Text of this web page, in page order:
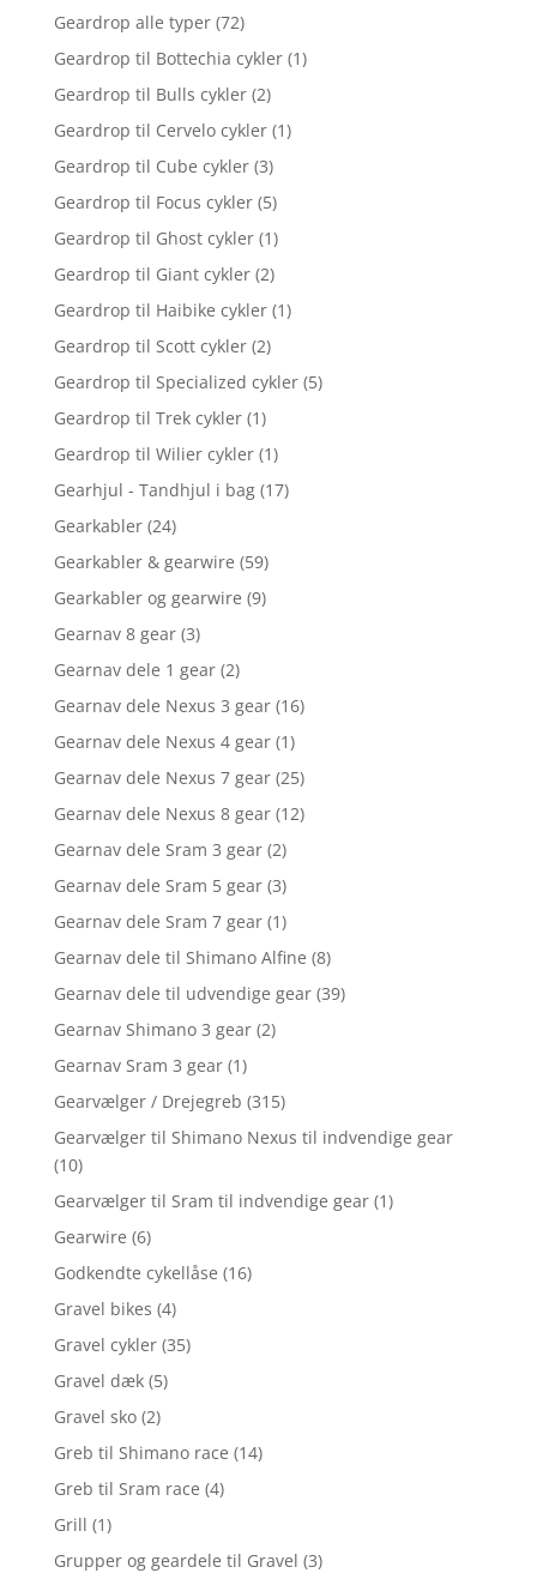
Geardrop alle typer (72)
Geardrop til Bottechia cykler (1)
Geardrop til Bulls cykler (2)
Geardrop til Cervelo cykler (1)
Geardrop til Cube cykler (3)
Geardrop til Focus cykler (5)
Geardrop til Ghost cykler (1)
Geardrop til Giant cykler (2)
Geardrop til Haibike cykler (1)
Geardrop til Scott cykler (2)
Geardrop til Specialized cykler (5)
Geardrop til Trek cykler (1)
Geardrop til Wilier cykler (1)
Gearhjul - Tandhjul i bag (17)
Gearkabler (24)
Gearkabler & gearwire (59)
Gearkabler og gearwire (9)
Gearnav 8 gear (3)
Gearnav dele 1 gear (2)
Gearnav dele Nexus 3 gear (16)
Gearnav dele Nexus 4 gear (1)
Gearnav dele Nexus 7 gear (25)
Gearnav dele Nexus 8 gear (12)
Gearnav dele Sram 3 gear (2)
Gearnav dele Sram 5 gear (3)
Gearnav dele Sram 7 gear (1)
Gearnav dele til Shimano Alfine (8)
Gearnav dele til udvendige gear (39)
Gearnav Shimano 3 gear (2)
Gearnav Sram 3 gear (1)
Gearvælger / Drejegreb (315)
Gearvælger til Shimano Nexus til indvendige gear
(10)
Gearvælger til Sram til indvendige gear (1)
Gearwire (6)
Godkendte cykellåse (16)
Gravel bikes (4)
Gravel cykler (35)
Gravel dæk (5)
Gravel sko (2)
Greb til Shimano race (14)
Greb til Sram race (4)
Grill (1)
Grupper og geardele til Gravel (3)